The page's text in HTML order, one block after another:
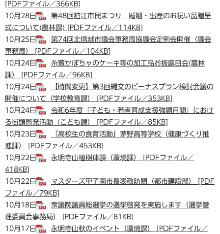
[PDFファイル／366KB]
10月28日
第48回狛江市民まつり 婚姻・出産のお祝い品贈呈
式について(農林課) [PDFファイル／114KB]
10月25日
第74回北信越市議会事務局協議会定例会開催（議会
事務局） [PDFファイル／104KB]
10月24日
糸萱かぼちゃのケーキ等の加工品お披露目会(農林
課） [PDFファイル／96KB]
10月24日
【時間変更】第3回縄文のビーナスプラン検討会議の
開催について（学校教育課） [PDFファイル／353KB]
10月24日
令和6年度「⼦ども・若者育成⽀援強調月間」におけ
る街頭啓発活動（こども課） [PDFファイル／85KB]
10月23日
「高校生の食育活動」茅野高等学校（健康づくり推
進課） [PDFファイル／453KB]
10月22日
永明寺山植樹体験（環境課） [PDFファイル／
418KB]
10月22日
マスターズ甲子園市長表敬訪問（都市建設部） [PDF
ファイル／79KB]
10月18日
衆議院議員総選挙の選挙啓発を実施します（選挙管
理委員会事務局） [PDFファイル／81KB]
10月17日
永明寺山秋のイベント（環境課） [PDFファイル／